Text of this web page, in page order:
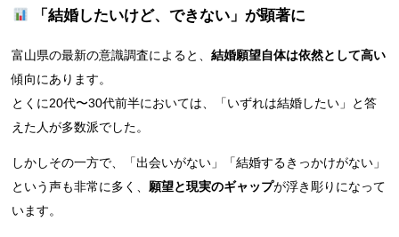
「結婚したいけど、できない」が顕著に
富山県の最新の意識調査によると、結婚願望自体は依然として高い
傾向にあります。
とくに20代〜30代前半においては、「いずれは結婚したい」と答
えた人が多数派でした。
しかしその一方で、「出会いがない」「結婚するきっかけがない」
という声も非常に多く、願望と現実のギャップが浮き彫りになって
います。